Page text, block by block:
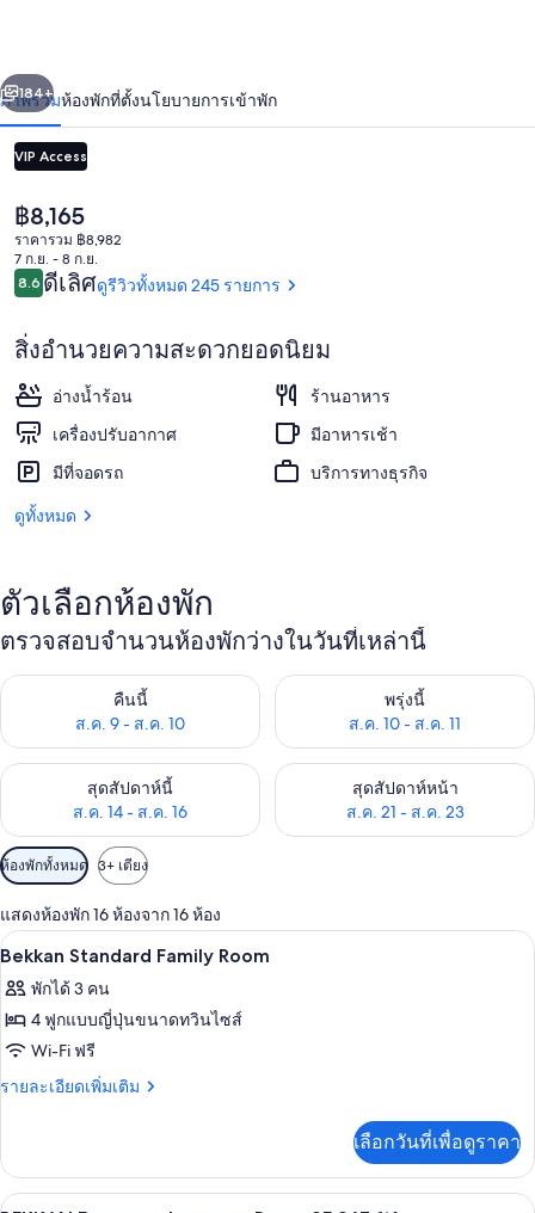
จิ
การ์เดน
เรียว
กัง
ยา
ชิ
โยะ
ก่อ
ตั้ง
ในปี
ห้องคลาสสิกสวีท, ห้องน้ำส่วนตัว, ชั้นล่
า
ถัดไป
184+
ภาพรวมห้องพักที่ตั้งนโยบายการเข้าพัก
VIP Access
ราคา
ปัจจุบัน
฿8,165
฿8,165
ราคารวม ฿8,982
7 ก.ย. - 8 ก.ย.
รีวิว
8.68.6 จาก 10
ดีเลิศดูรีวิวทั้งหมด 245 รายการ
สิ่งอำนวยความสะดวกยอดนิยม
อ่างน้ำร้อน
ร้านอาหาร
เครื่องปรับอากาศ
มีอาหารเช้า
มีที่จอดรถ
บริการทางธุรกิจ
ดูทั้งหมด
ตัวเลือกห้องพัก
ตรวจสอบจำนวนห้องพักว่างในวันที่เหล่านี้
คืนนี้
ส.ค. 9 - ส.ค. 10
ตรวจสอบจำนวนห้องพักว่างในคืนนี้ ส.ค. 9 - ส.ค. 10
พรุ่งนี้
ส.ค. 10 - ส.ค. 11
ตรวจสอบจำนวนห้องพักว่างใน
สุดสัปดาห์นี้
ส.ค. 14 - ส.ค. 16
ตรวจสอบจำนวนห้องพักว่างในสุดสัปดาห์นี้ ส.ค. 14 - ส.ค. 16
สุดสัปดาห์หน้า
ส.ค. 21 - ส.ค. 23
ตรวจสอบจำนวนห้องพักว่างใน
ตัว
กรอง
ที่
มี
ให้
สำหรับ
ห้อง
ห้องพักทั้งหมด 3+ เตียง
แสดงห้องพัก 16 ห้องจาก 16 ห้อง
เปิด
ภาพถ่าย
ทั้งหมด
ของ
Bekkan
Room
เครื่องนอนระดับพรีเมียม, ผ้านวมขนเ
5
Bekkan Standard Family Room
พักได้ 3 คน
4 ฟูกแบบญี่ปุ่นขนาดทวินไซส์
Wi-Fi ฟรี
รายละเอียดเพิ่มเติม
ราย
เกี่ยว
กับ
เลือกวันที่เพื่อดูราคา